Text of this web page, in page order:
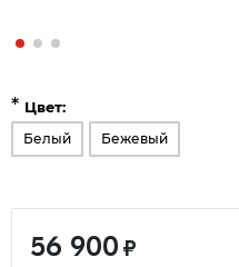
* Цвет:
Белый Бежевый
56 900 ₽